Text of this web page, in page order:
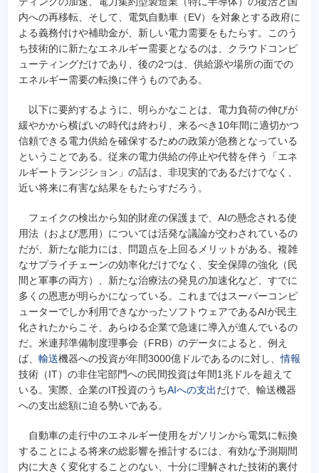
内への再移転、そして、電気自動車（EV）を対象とする政府に
よる義務付けや補助金が、新しい電力需要をもたらす。このう
ち技術的に新たなエネルギー需要となるのは、クラウドコンピ
ューティングだけであり、後の2つは、供給源や場所の面での
エネルギー需要の転換に伴うものである。
以下に要約するように、明らかなことは、電力負荷の伸びが
緩やかから横ばいの時代は終わり、来るべき10年間に適切かつ
信頼できる電力供給を確保するための政策が急務となっている
ということである。従来の電力供給の停止や代替を伴う「エネ
ルギートランジション」の話は、非現実的であるだけでなく、
近い将来に有害な結果をもたらすだろう。
フェイクの検出から知的財産の保護まで、AIの懸念される使
用法（および悪用）については活発な議論が交わされているの
だが、新たな能力には、問題点を上回るメリットがある。複雑
なサプライチェーンの効率化だけでなく、安全保障の強化（民
間と軍事の両方）、新たな治療法の発見の加速化など、すでに
多くの恩恵が明らかになっている。これまではスーパーコンピ
ューターでしか利用できなかったソフトウェアであるAIが民主
化されたからこそ、あらゆる企業で急速に導入が進んでいるの
だ。米連邦準備制度理事会（FRB）のデータによると、例え
ば、 輸送機器への投資が年間3000億ドルであるのに対し、情報
技術（IT）の非住宅部門への民間投資は年間1兆ドルを超えて
いる。実際、企業のIT投資のうちAIへの支出だけで、輸送機器
への支出総額に迫る勢いである。
自動車の走行中のエネルギー使用をガソリンから電気に転換
することによる将来の総影響を推計するには、有効な予測期間
内に大きく変化することのない、十分に理解された技術的裏付